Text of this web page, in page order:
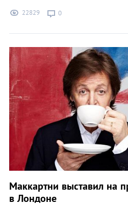
22829 0
Маккартни выставил на
в Лондоне